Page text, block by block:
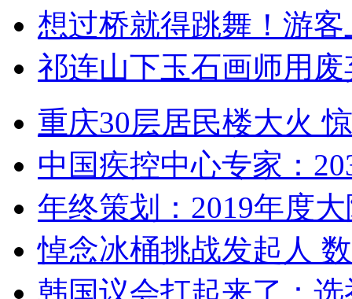
想过桥就得跳舞！游客
祁连山下玉石画师用
重庆30层居民楼大火
中国疾控中心专家：
年终策划：2019年度
悼念冰桶挑战发起人
韩国议会打起来了：